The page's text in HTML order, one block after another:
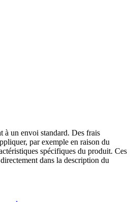
à un envoi standard. Des frais
par exemple en raison du
spécifiques du produit. Ces
dans la description du